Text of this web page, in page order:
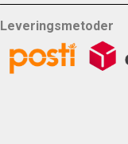
Leveringsmetoder